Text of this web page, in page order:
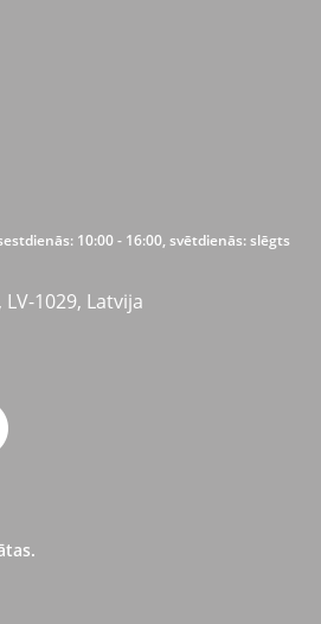
10:00 - 16:00, svētdienās: slēgts
1029, Latvija